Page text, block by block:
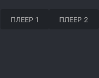
ПЛЕЕР 1 ПЛЕЕР 2